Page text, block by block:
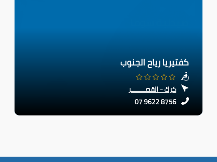
كفتيريا رياح الجنوب
كرك - القصـــــــر
07 9622 8756